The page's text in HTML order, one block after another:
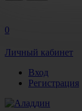
0
Личный кабинет
Вход
Регистрация